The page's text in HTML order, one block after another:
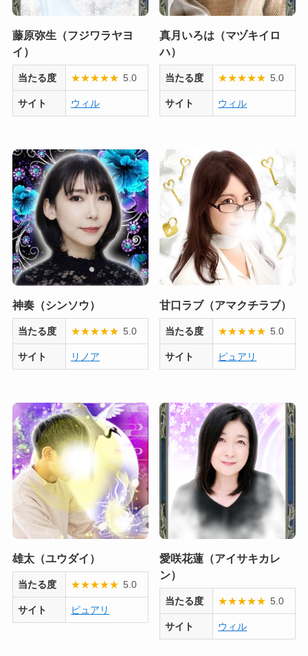
藤原弥生（フジワラヤヨ
イ）
当たる度 ★★★★★ 5.0
サイト ウィル
真月いろは（マヅキイロ
ハ）
当たる度 ★★★★★ 5.0
サイト ウィル
神奏（シンソウ）
当たる度 ★★★★★ 5.0
サイト リノア
甘口ラブ（アマクチラブ）
当たる度 ★★★★★ 5.0
サイト ピュアリ
雄太（ユウダイ）
当たる度 ★★★★★ 5.0
サイト ピュアリ
愛咲花蓮（アイサキカレ
ン）
当たる度 ★★★★★ 5.0
サイト ウィル